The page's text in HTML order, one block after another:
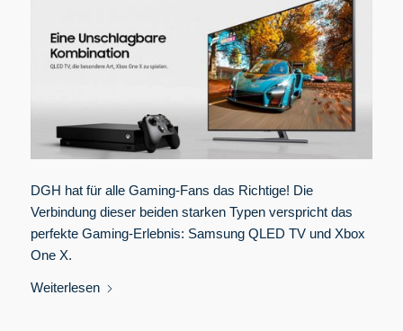
DGH hat für alle Gaming-Fans das Richtige! Die
Verbindung dieser beiden starken Typen verspricht das
perfekte Gaming-Erlebnis: Samsung QLED TV und Xbox
One X.
Weiterlesen